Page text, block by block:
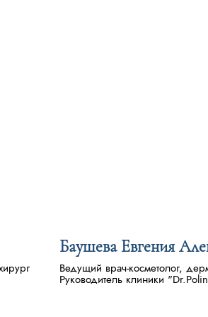
Баушева Евгения
Ведущий врач-косметолог,
Руководитель клиники